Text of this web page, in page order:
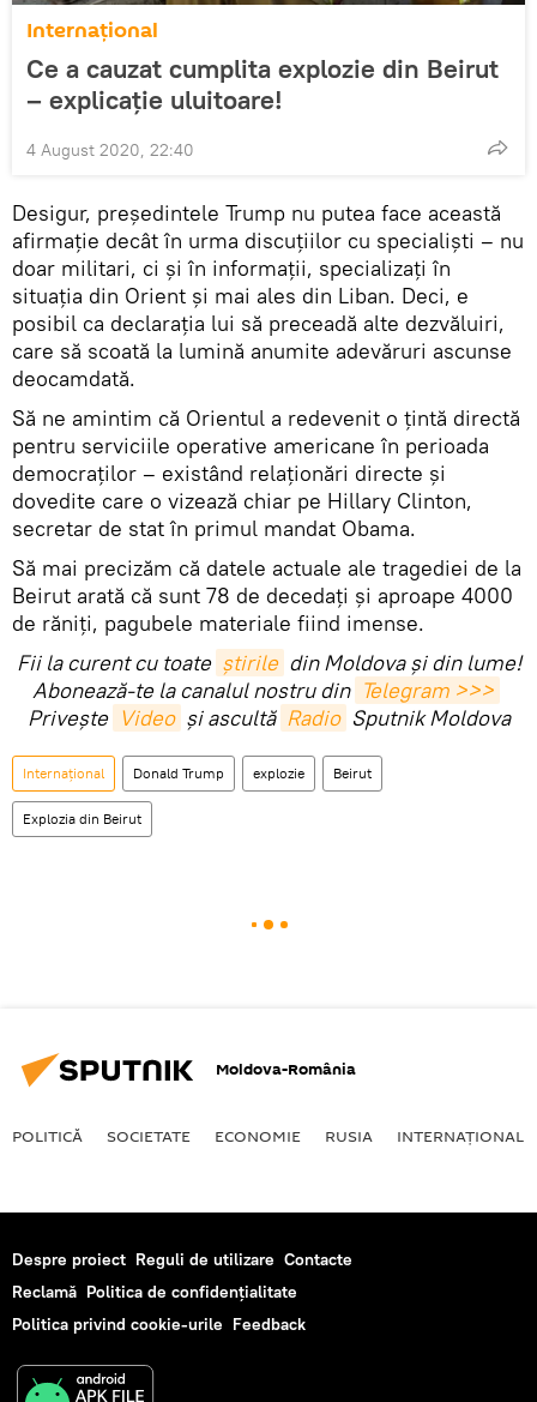
Internaţional
Ce a cauzat cumplita explozie din Beirut
– explicație uluitoare!
4 August 2020, 22:40
Desigur, președintele Trump nu putea face această
afirmație decât în urma discuțiilor cu specialiști – nu
doar militari, ci și în informații, specializați în
situația din Orient și mai ales din Liban. Deci, e
posibil ca declarația lui să preceadă alte dezvăluiri,
care să scoată la lumină anumite adevăruri ascunse
deocamdată.
Să ne amintim că Orientul a redevenit o țintă directă
pentru serviciile operative americane în perioada
democraților – existând relaționări directe și
dovedite care o vizează chiar pe Hillary Clinton,
secretar de stat în primul mandat Obama.
Să mai precizăm că datele actuale ale tragediei de la
Beirut arată că sunt 78 de decedați și aproape 4000
de răniți, pagubele materiale fiind imense.
Fii la curent cu toate știrile din Moldova și din lume!
Abonează-te la canalul nostru din Telegram >>>
Privește Video și ascultă Radio Sputnik Moldova
Internaţional Donald Trump explozie Beirut
Explozia din Beirut
Moldova-România
POLITICĂ SOCIETATE ECONOMIE RUSIA INTERNAŢIONAL
Despre proiect Reguli de utilizare Contacte
Reclamă Politica de confidențialitate
Politica privind cookie-urile Feedback